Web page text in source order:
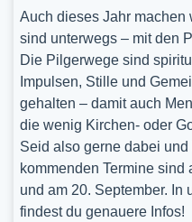
Auch dieses Jahr
sind unterwegs – mit den
Die Pilgerwege sind
Impulsen, Stille und
gehalten – damit auch
die wenig Kirchen- oder
Seid also gerne dabei
kommenden Termine sind
und am 20. September. In
findest du genauere Infos!